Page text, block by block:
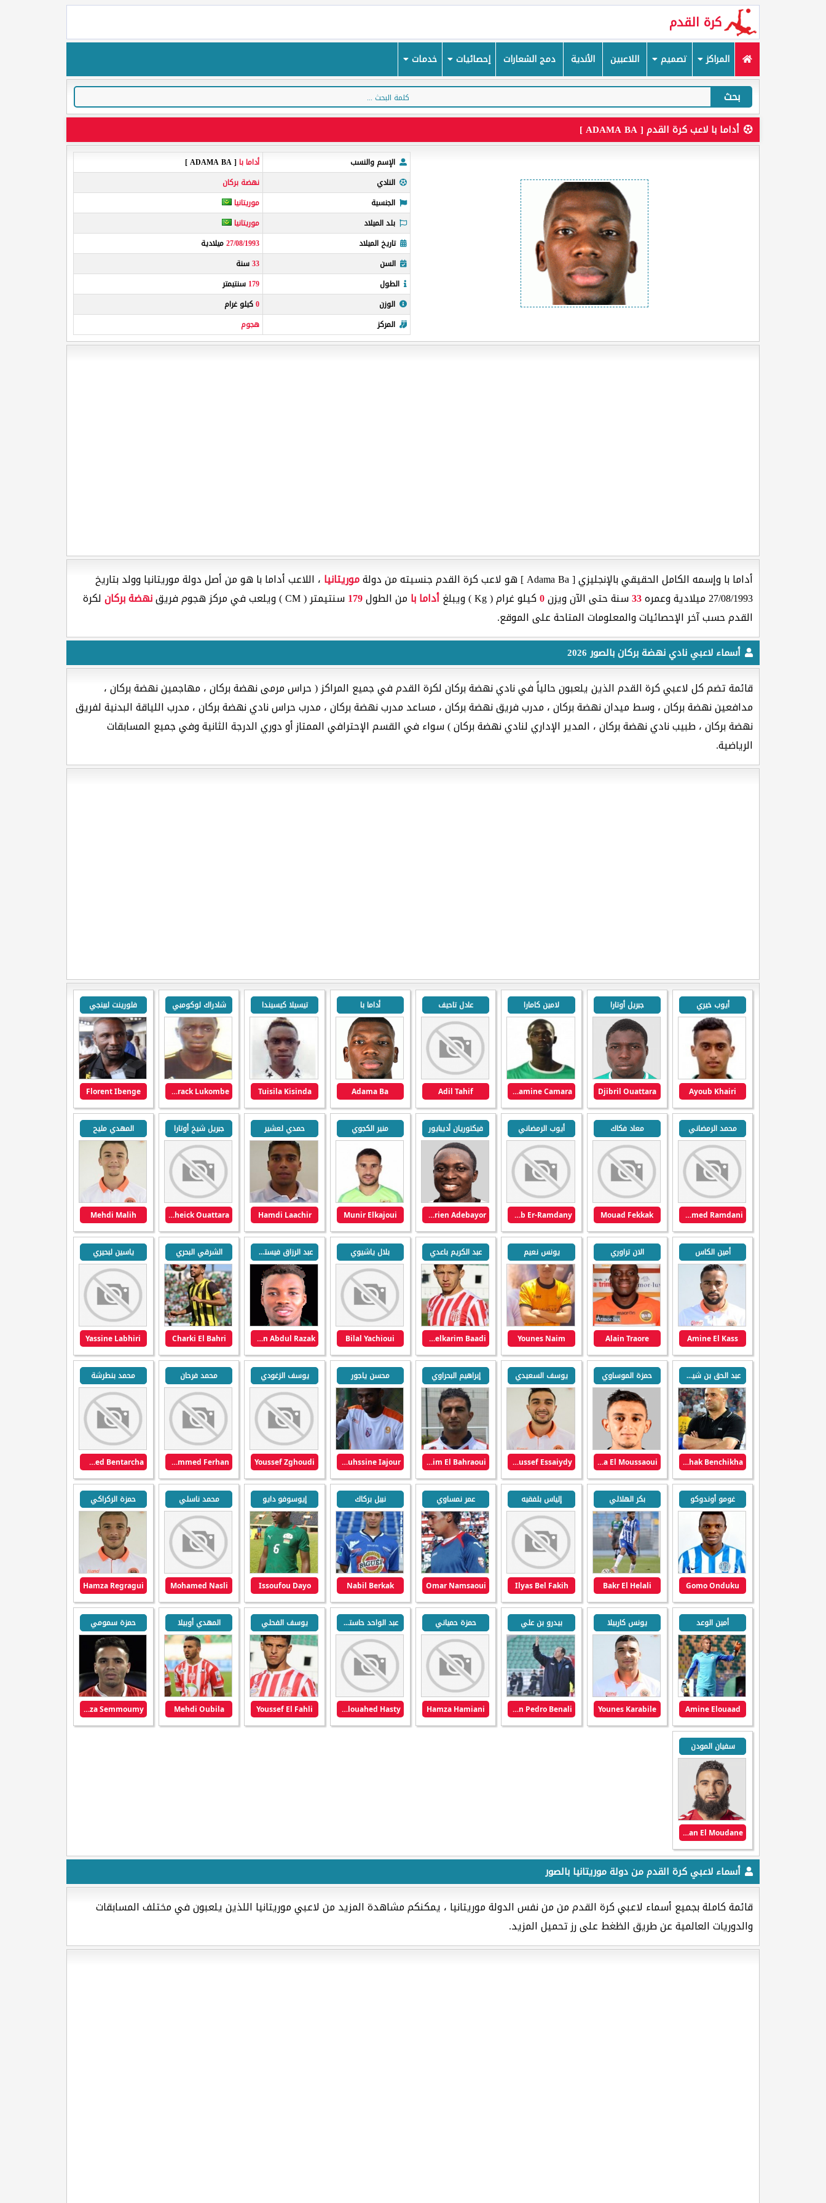
كرة القدم
المراكز تصميم اللاعبين الأندية دمج الشعارات إحصائيات خدمات
بحث
أداما با لاعب كرة القدم [ ADAMA BA ]
الإسم والنسب أداما با[ ADAMA BA ]
النادي
نهضة بركان
الجنسية
موريتانيا
بلد الميلاد
موريتانيا
تاريخ الميلاد
27/08/1993ميلادية
السن
33سنة
الطول
179 سنتيمتر
الوزن
0كيلو غرام
المركز
هجوم
أداما با وإسمه الكامل الحقيقي بالإنجليزي [ Adama Ba ] هو لاعب كرة القدم جنسيته من دولة موريتانيا ، اللاعب أداما با هو من أصل دولة موريتانيا وولد بتاريخ
27/08/1993 ميلادية وعمره
33سنة حتى الآن ويزن0كيلو غرام ( Kg ) ويبلغ أداما با من الطول179سنتيمتر ( CM ) ويلعب في مركز هجوم فريق نهضة بركانلكرة
القدم حسب آخر الإحصائيات والمعلومات المتاحة على الموقع.
أسماء لاعبي نادي نهضة بركان بالصور 2026
قائمة تضم كل لاعبي كرة القدم الذين يلعبون حالياً في نادي نهضة بركان لكرة القدم في جميع المراكز ( حراس مرمى نهضة بركان ، مهاجمين نهضة بركان ،
مدافعين نهضة بركان ، وسط ميدان نهضة بركان ، مدرب فريق نهضة بركان ، مساعد مدرب نهضة بركان ، مدرب حراس نادي نهضة بركان ، مدرب اللياقة البدنية لفريق
نهضة بركان ، طبيب نادي نهضة بركان ، المدير الإداري لنادي نهضة بركان ) سواء في القسم الإحترافي الممتاز أو دوري الدرجة الثانية وفي جميع المسابقات
الرياضية.
أيوب خيري
Ayoub Khairi
جبريل أوتارا
Djibril Ouattara
لامين كامارا
Mamadou Lamine Camara
عادل تاحيف
Adil Tahif
أداما با
Adama Ba
تيسيلا كيسيندا
Tuisila Kisinda
شادراك لوكومبي
Chadrack Lukombe
فلورينت لبينجي
Florent Ibenge
محمد الرمضاني
Mohammed Ramdani
معاد فكاك
Mouad Fekkak
أيوب الرمضاني
Ayoub Er-Ramdany
فيكتوريان أديبايور
Victorien Adebayor
منير الكجوي
Munir Elkajoui
حمدي لعشير
Hamdi Laachir
جبريل شيخ أوتارا
Djibril Cheick Ouattara
المهدي مليح
Mehdi Malih
أمين الكاس
Amine El Kass
الان تراوري
Alain Traore
يونس نعيم
Younes Naim
عبد الكريم باعدي
Abdelkarim Baadi
بلال ياشيوي
Bilal Yachioui
عبد الرزاق فيستون
Fiston Abdul Razak
الشرقي البحري
Charki El Bahri
ياسين لبحيري
Yassine Labhiri
عبد الحق بن شيخة
Abdelhak Benchikha
حمزة الموساوي
Hamza El Moussaoui
يوسف السعيدي
Youssef Essaiydy
إبراهيم البحراوي
Brahim El Bahraoui
محسن ياجور
Mouhssine Iajour
يوسف الزغودي
Youssef Zghoudi
محمد فرحان
Mohammed Ferhan
محمد بنطرشة
Mohammed Bentarcha
غومو أوندوكو
Gomo Onduku
بكر الهلالي
Bakr El Helali
إلياس بلفقيه
Ilyas Bel Fakih
عمر نمساوي
Omar Namsaoui
نبيل بركاك
Nabil Berkak
إيوسوفو دايو
Issoufou Dayo
محمد ناسلي
Mohamed Nasli
حمزة الركراكي
Hamza Regragui
أمين الوعد
Amine Elouaad
يونس كاربيلا
Younes Karabile
بيدرو بن علي
Juan Pedro Benali
حمزة حمياني
Hamza Hamiani
عبد الواحد حاستي
Abdelouahed Hasty
يوسف الفحلي
Youssef El Fahli
المهدي أوبيلا
Mehdi Oubila
حمزة سمومي
Hamza Semmoumy
سفيان المودن
Sofian El Moudane
أسماء لاعبي كرة القدم من دولة موريتانيا بالصور
قائمة كاملة بجميع أسماء لاعبي كرة القدم من من نفس الدولة موريتانيا ، يمكنكم مشاهدة المزيد من لاعبي موريتانيا اللذين يلعبون في مختلف المسابقات
والدوريات العالمية عن طريق الظغط على رز تحميل المزيد.